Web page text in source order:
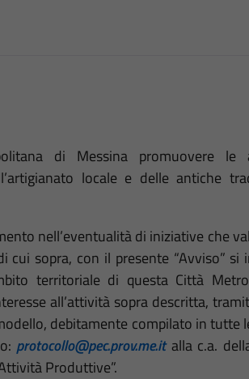
di Messina promuovere le
locale e delle antiche
nell’eventualità di iniziative che
cui sopra, con il presente “Avviso” si
territoriale di questa Città
all’attività sopra descritta,
debitamente compilato in tutte
protocollo@pec.prov.me.it alla c.a.
Produttive”.